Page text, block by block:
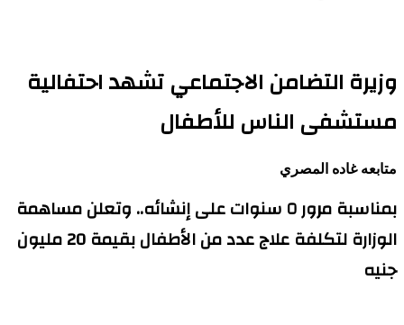
وزيرة التضامن الاجتماعي تشهد احتفالية
مستشفى الناس للأطفال
متابعه غاده المصري
بمناسبة مرور ٥ سنوات على إنشائه.. وتعلن مساهمة
الوزارة لتكلفة علاج عدد من الأطفال بقيمة 20 مليون
جنيه